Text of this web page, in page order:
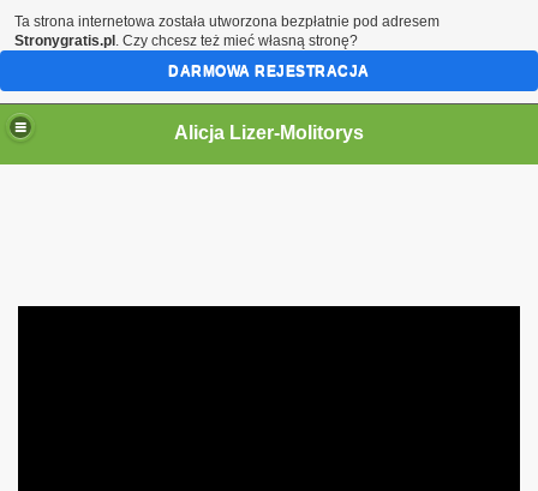
Alicja Lizer-Molitorys
Ta strona internetowa została utworzona bezpłatnie pod adresem
Stronygratis.pl . Czy chcesz też mieć własną stronę?
DARMOWA REJESTRACJA